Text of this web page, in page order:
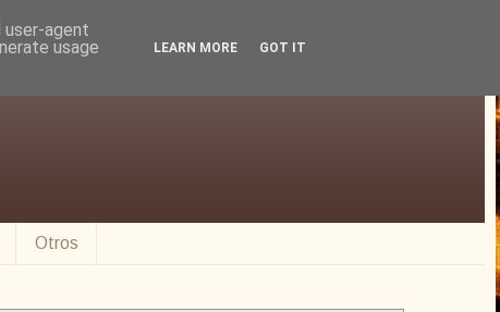
Otros
user-agent
usage
LEARN MORE GOT IT